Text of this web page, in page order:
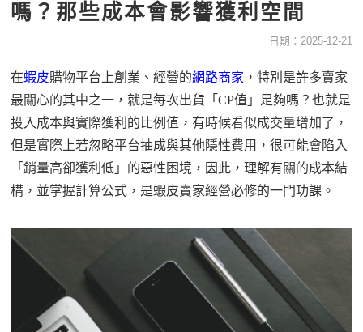
嗎？那些成本會影響獲利空間
日期：2025-12-21
在蝦皮購物平台上創業 、經營的網路商家 ，特別是許多賣家
最關心的其中之一，就是每次出貨「CP值」 足夠嗎？也就是
投入成本與實際獲利的 比例值 ，有時候看似成交量增加了 ，
但是實際上若忽略平台抽成與其他 隱性費用，很可能會陷入
「銷量高卻獲利低」的惡性 困境 ， 因此，理解有關的成本結
構 ， 並掌握計算公式，是蝦皮賣家經營必修的一門功課。